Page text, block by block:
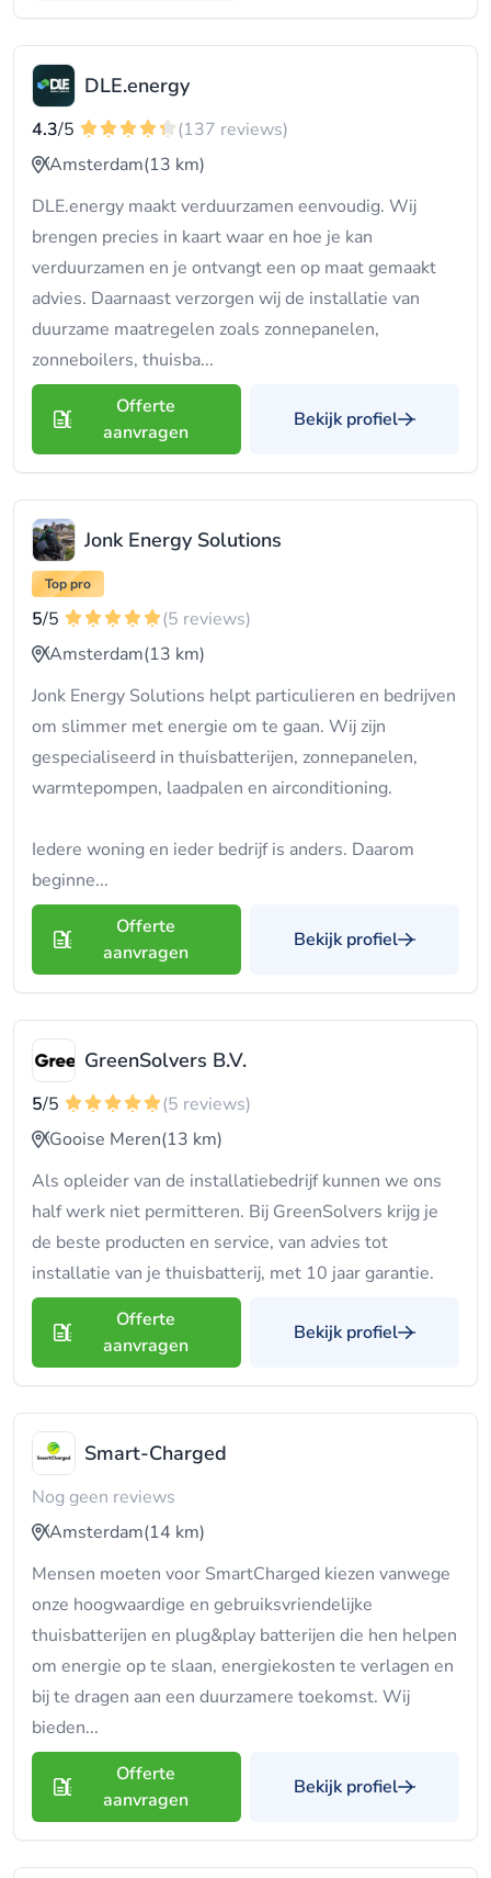
DLE.energy
4.3/5
(137 reviews)
Amsterdam(13 km)
DLE.energy maakt verduurzamen eenvoudig. Wij
brengen precies in kaart waar en hoe je kan
verduurzamen en je ontvangt een op maat gemaakt
advies. Daarnaast verzorgen wij de installatie van
duurzame maatregelen zoals zonnepanelen,
zonneboilers, thuisba...
Offerte
aanvragen
Bekijk profiel
Jonk Energy Solutions
Top pro
5/5
(5 reviews)
Amsterdam(13 km)
Jonk Energy Solutions helpt particulieren en bedrijven
om slimmer met energie om te gaan. Wij zijn
gespecialiseerd in thuisbatterijen, zonnepanelen,
warmtepompen, laadpalen en airconditioning.
Iedere woning en ieder bedrijf is anders. Daarom
beginne...
Offerte
aanvragen
Bekijk profiel
GreenSolvers B.V.
5/5
(5 reviews)
Gooise Meren(13 km)
Als opleider van de installatiebedrijf kunnen we ons
half werk niet permitteren. Bij GreenSolvers krijg je
de beste producten en service, van advies tot
installatie van je thuisbatterij, met 10 jaar garantie.
Offerte
aanvragen
Bekijk profiel
Smart-Charged
Nog geen reviews
Amsterdam(14 km)
Mensen moeten voor SmartCharged kiezen vanwege
onze hoogwaardige en gebruiksvriendelijke
thuisbatterijen en plug&play batterijen die hen helpen
om energie op te slaan, energiekosten te verlagen en
bij te dragen aan een duurzamere toekomst. Wij
bieden...
Offerte
aanvragen
Bekijk profiel